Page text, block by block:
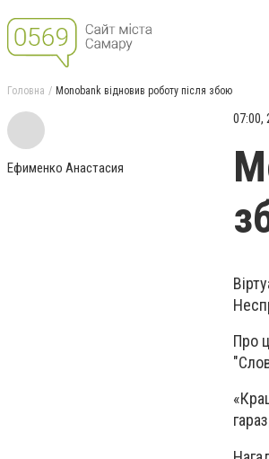
Головна Monobank відновив роботу після збою
Ефименко Анастасия
07:00,
Про